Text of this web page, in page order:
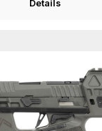
Details